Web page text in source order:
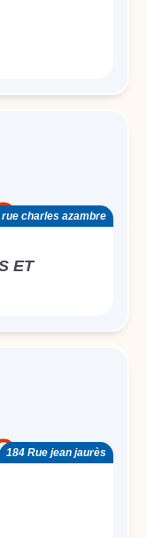
charles azambre
ET
184 Rue jean jaurès